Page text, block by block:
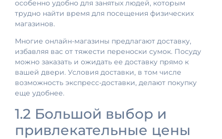
особенно удобно для занятых людей, которым
трудно найти время для посещения физических
магазинов.
Многие онлайн-магазины предлагают доставку,
избавляя вас от тяжести переноски сумок. Посуду
можно заказать и ожидать ее доставку прямо к
вашей двери. Условия доставки, в том числе
возможность экспресс-доставки, делают покупку
еще удобнее.
1.2 Большой выбор и
привлекательные цены